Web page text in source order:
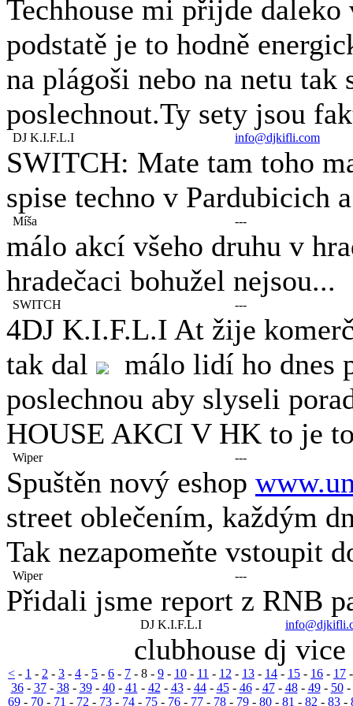
Techhouse mi přijde
podstatě je to hodně
na plágoši nebo na netu
poslechnout.Ty sety jsou
DJ K.I.F.L.I info@djkifli.com
SWITCH: Mate tam toho
spise techno v Pardubicich
Míša ---
málo akcí všeho druhu v
hradečaci bohužel nejsou...
SWITCH ---
4DJ K.I.F.L.I At žije
tak dal
málo lidí ho dnes
poslechnou aby slyseli
HOUSE AKCI V HK to je
Wiper ---
Spuštěn nový eshop
street oblečením, každým
Tak nezapomeňte vstoupit
Wiper ---
Přidali jsme report z RNB
DJ K.I.F.L.I
clubhouse dj
< - 1 - 2 - 3 - 4 - 5 - 6 - 7 - 8 - 9 - 10 - 11 - 12 - 13 - 14 - 15 - 16 - 17
36- 37- 38- 39- 40- 41 - 42 - 43- 44- 45- 46- 47- 48- 49- 50-
69 - 70 - 71 - 72 - 73 - 74 - 75 - 76 - 77 - 78 - 79 - 80 - 81 - 82 - 83 -